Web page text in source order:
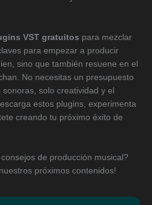
VST gratuitos para mezclar
para empezar a producir
sino que también resuene en el
No necesitas un presupuesto
solo creatividad y el
estos plugins, experimenta
creando tu próximo éxito de
de producción musical?
próximos contenidos!